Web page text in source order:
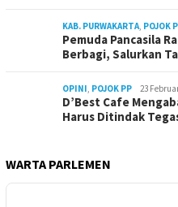
KAB. PURWAKARTA POJOK
Pemuda Pancasila
Berbagi, Salurkan
OPINI POJOK PP 23
D’Best Cafe
Harus Ditindak
WARTA PARLEMEN